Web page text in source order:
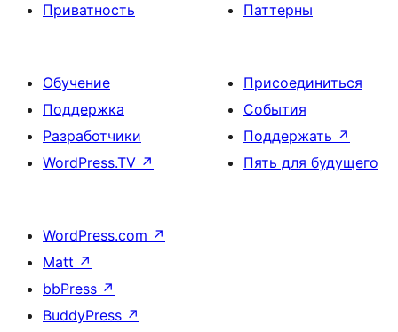
Приватность
Паттерны
Обучение
Поддержка
Разработчики
WordPress.TV ↗
Присоединиться
События
Поддержать ↗
Пять для будущего
WordPress.com ↗
Matt ↗
bbPress ↗
BuddyPress ↗